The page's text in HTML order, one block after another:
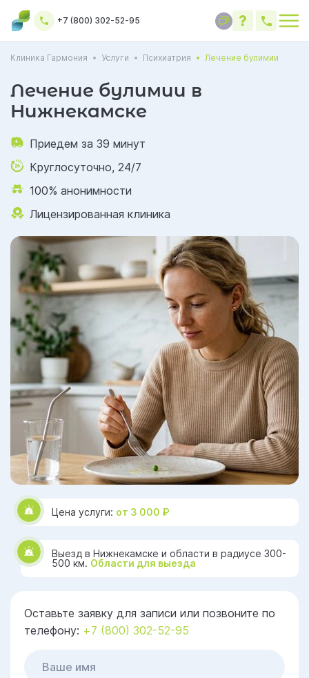
+7 (800) 302-52-95
Клиника Гармония Услуги Психиатрия Лечение булимии
Цена услуги: от 3 000 ₽
Выезд в Нижнекамске и области в радиусе 300-
500 км. Области для выезда
Оставьте заявку для записи или позвоните по
телефону: +7 (800) 302-52-95
Лечение булимии в
Нижнекамске
Приедем за 39 минут
Круглосуточно, 24/7
100% анонимности
Лицензированная клиника